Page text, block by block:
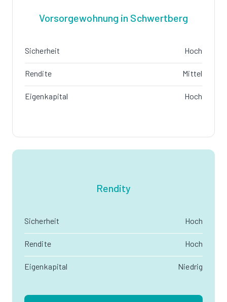
Vorsorgewohnung in Schwertberg
Sicherheit Hoch
Rendite Mittel
Eigenkapital Hoch
Rendity
Sicherheit Hoch
Rendite Hoch
Eigenkapital Niedrig